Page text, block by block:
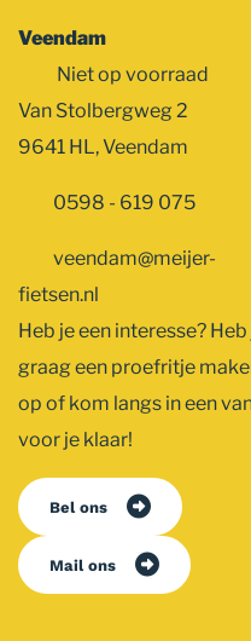
Veendam
Niet op voorraad
Van Stolbergweg 2
9641 HL, Veendam
0598 - 619 075
veendam@meijer-
fietsen.nl
Heb je een interesse?
graag een proefritje
op of kom langs in een
voor je klaar!
Bel ons
Mail ons